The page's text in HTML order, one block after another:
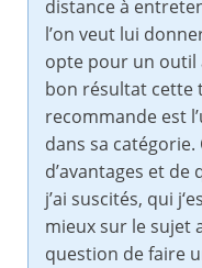
distance à
l’on veut lui
opte pour un outil
bon résultat cette
recommande est
dans sa
d’avantages et
j’ai suscités, qui
mieux sur le sujet
question de faire